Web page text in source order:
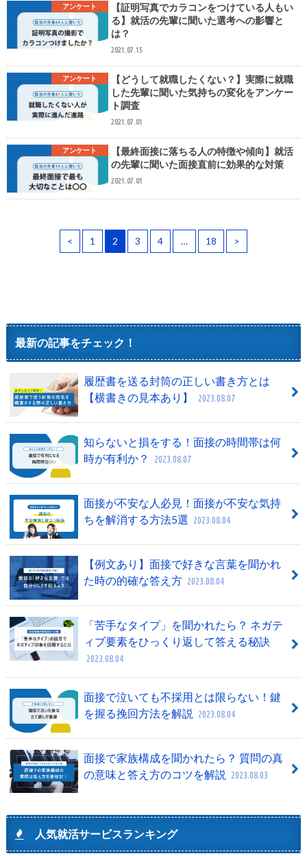
アンケート
【証明写真でカラコンをつけている人もい
る】就活の先輩に聞いた選考への影響と
は？
2021.07.15
アンケート
【どうして就職したくない？】実際に就職
した先輩に聞いた気持ちの変化をアンケー
ト調査
2021.07.01
アンケート
【最終面接に落ちる人の特徴や傾向】就活
の先輩に聞いた面接直前に効果的な対策
2021.07.01
< 1 2 3 4 … 18 >
最新の記事をチェック！
履歴書を送る封筒の正しい書き方とは
【横書きの見本あり】
2023.08.07
知らないと損をする！面接の時間帯は何
時が有利か？
2023.08.07
面接が不安な人必見！面接が不安な気持
ちを解消する方法5選 2023.08.04
【例文あり】面接で好きな言葉を聞かれ
た時の的確な答え方 2023.08.04
「苦手なタイプ」を聞かれたら？ ネガテ
ィブ要素をひっくり返して答える秘訣
2023.08.04
面接で泣いても不採用とは限らない！鍵
を握る挽回方法を解説
2023.08.04
面接で家族構成を聞かれたら？ 質問の真
の意味と答え方のコツを解説
2023.08.03
人気就活サービスランキング